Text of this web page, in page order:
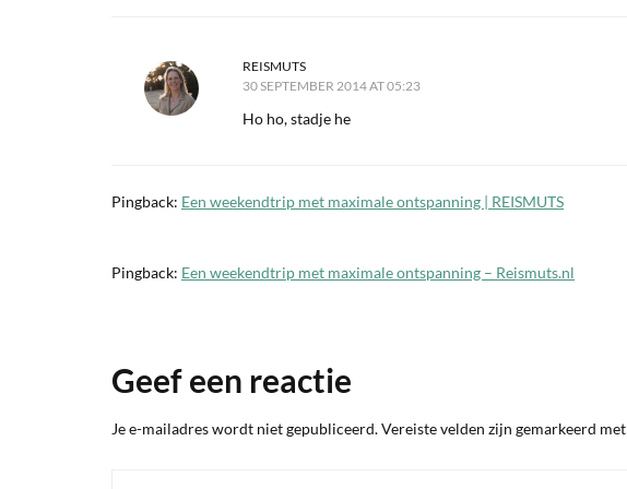
REISMUTS
30 SEPTEMBER 2014 AT 05:23
Ho ho, stadje he
Pingback: Een weekendtrip met maximale ontspanning | REISMUTS
Pingback: Een weekendtrip met maximale ontspanning – Reismuts.nl
Geef een reactie
Je e-mailadres wordt niet gepubliceerd.Vereiste velden zijn gemarkeerd met